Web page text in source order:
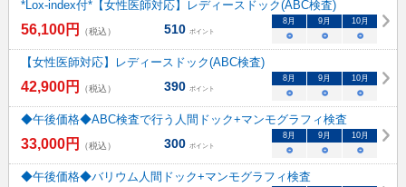
*Lox-index付*【女性医師対応】レディースドック(ABC検査)
56,100円 （税込） 510 ポイント
8月 9月 10月
○ ○ ○
【女性医師対応】レディースドック(ABC検査)
42,900円 （税込） 390 ポイント
8月 9月 10月
○ ○ ○
◆午後価格◆ABC検査で行う人間ドック+マンモグラフィ検査
33,000円 （税込） 300 ポイント
8月 9月 10月
○ ○ ○
◆午後価格◆バリウム人間ドック+マンモグラフィ検査